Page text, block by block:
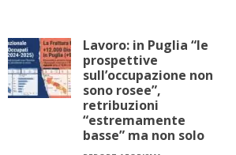
Lavoro: in Puglia “le
prospettive
sull’occupazione non
sono rosee”,
retribuzioni
“estremamente
basse” ma non solo